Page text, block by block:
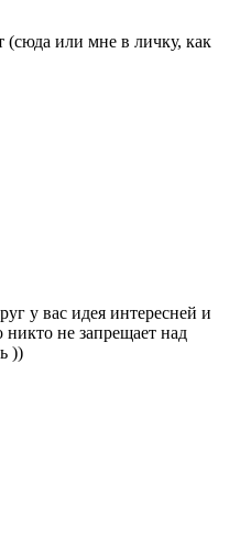
(сюда или мне в личку, как
у вас идея интересней и
никто не запрещает над
))